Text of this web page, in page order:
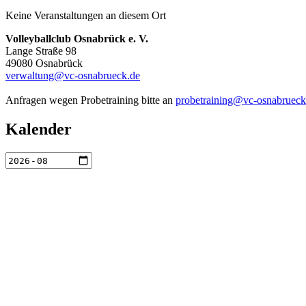
Keine Veranstaltungen an diesem Ort
Volleyballclub Osnabrück e. V.
Lange Straße 98
49080 Osnabrück
verwaltung@vc-osnabrueck.de
Anfragen wegen Probetraining bitte an probetraining@vc-
Kalender